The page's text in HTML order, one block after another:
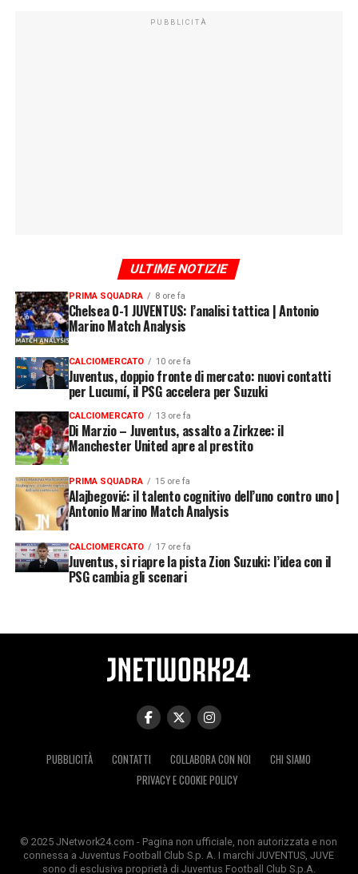
PUBBLICITÀ
ULTIME NOTIZIE
PRIMA SQUADRA 8 ore fa
Chelsea 0-1 JUVENTUS: l’analisi tattica | Antonio
Marino Match Analysis
CALCIOMERCATO 10 ore fa
Juventus, doppio fronte di mercato: nuovi contatti
per Lucumí, il PSG accelera per Suzuki
CALCIOMERCATO 13 ore fa
Di Marzio – Juventus, assalto a Zirkzee: il
Manchester United apre al prestito
PRIMA SQUADRA 15 ore fa
Alajbegović: il talento cognitivo dell’uno contro uno |
Antonio Marino Match Analysis
CALCIOMERCATO 17 ore fa
Juventus, si riapre la pista Zion Suzuki: l’idea con il
PSG cambia gli scenari
PUBBLICITÀ CONTATTI COLLABORA CON NOI
CHI SIAMO
PRIVACY E COOKIE POLICY
© 2025 JNetwork24.com - Pagina non ufficiale, non autorizzata e non
connessa a Juventus Football Club S.p. A. I marchi JUVENTUS, JUVE
sono di esclusiva proprietà di Juventus Football Club S.p.A.